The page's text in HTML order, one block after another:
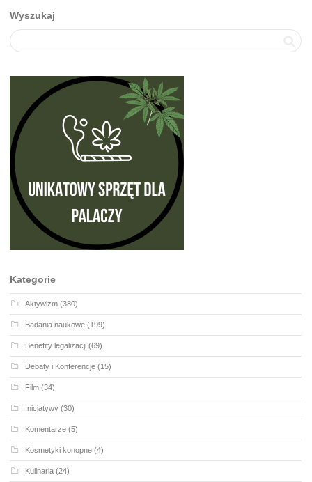
Wyszukaj
Kategorie
Aktywizm (380)
Badania naukowe (199)
Benefity legalizacji (69)
Debaty i Konferencje (15)
Film (34)
Inicjatywy (30)
Komentarze (5)
Kosmetyki konopne (4)
Kulinaria (24)